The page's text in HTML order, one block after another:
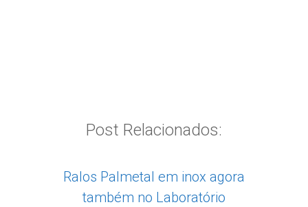
Post Relacionados:
Ralos Palmetal em inox agora
também no Laboratório